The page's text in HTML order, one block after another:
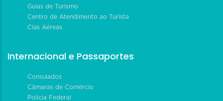
Guias de Turismo
Centro de Atendimento ao Turista
Cias Aéreas
Internacional e Passaportes
Consulados
Câmaras de Comércio
Polícia Federal